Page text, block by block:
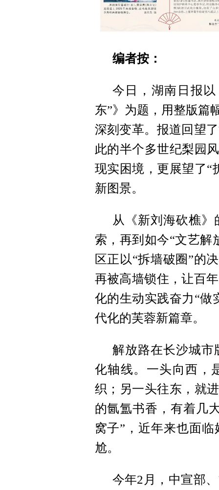
编者按：
今日，湖南日报
东”》为题，用整版篇
深刻变革。报道回望
此的半个多世纪梨园
现实困境，更展望了“
新图景。
从《新刘海砍樵
索，再到如今“文艺解
区正以“拆墙破圈”的
再被高墙锁住，让百
化的生动实践奋力“做
代化的芙蓉新篇章。
解放路在长沙城市
化轴线。一头向西，
织；另一头往东，就
的氤氲书香，有着几
窝子”，近年来也面
尬。
今年2月，中宣部